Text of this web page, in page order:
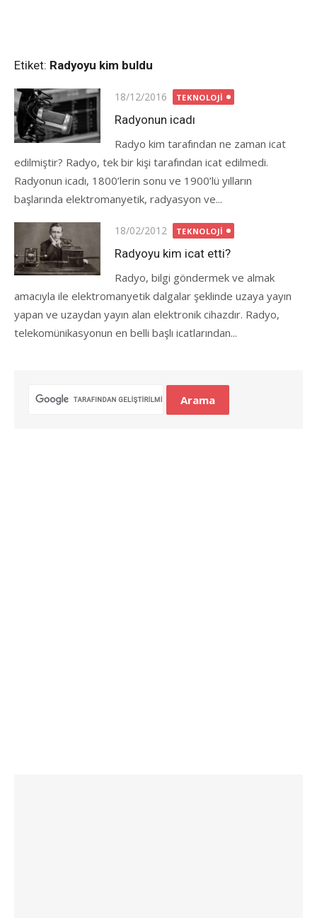
Etiket: Radyoyu kim buldu
Posted
on
18/12/2016 TEKNOLOJI
Radyonun icadı
Radyo kim tarafından ne zaman icat
edilmiştir? Radyo, tek bir kişi tarafından icat edilmedi.
Radyonun icadı, 1800’lerin sonu ve 1900’lü yılların
başlarında elektromanyetik, radyasyon ve...
Posted
on
18/02/2012 TEKNOLOJI
Radyoyu kim icat etti?
Radyo, bilgi göndermek ve almak
amacıyla ile elektromanyetik dalgalar şeklinde uzaya yayın
yapan ve uzaydan yayın alan elektronik cihazdır. Radyo,
telekomünikasyonun en belli başlı icatlarından...